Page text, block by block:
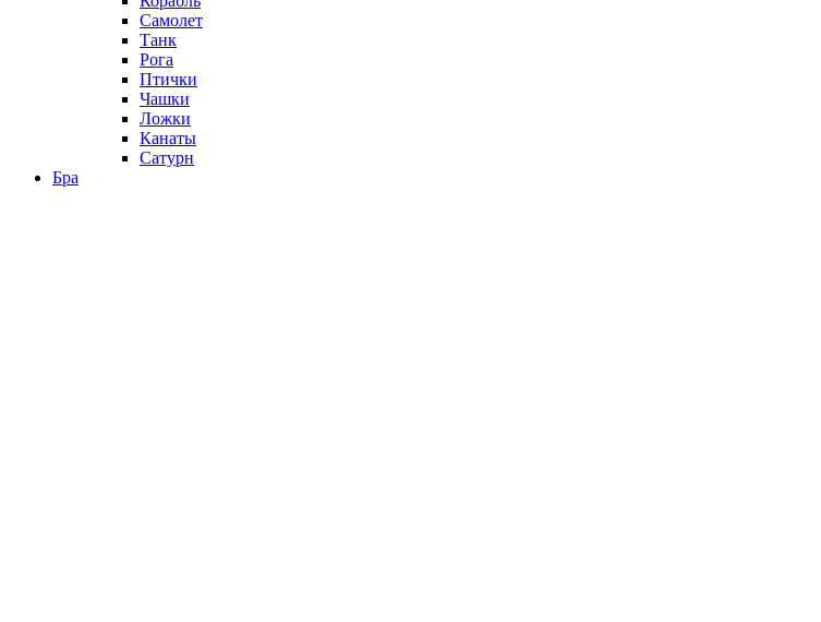
Самолет
Танк
Рога
Птички
Чашки
Ложки
Канаты
Сатурн
Бра